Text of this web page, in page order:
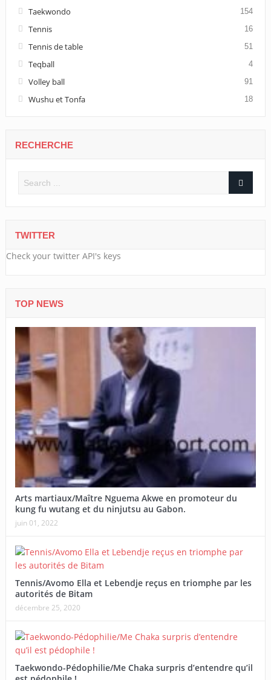
Taekwondo 154
Tennis 16
Tennis de table 51
Teqball 4
Volley ball 91
Wushu et Tonfa 18
RECHERCHE
TWITTER
Check your twitter API's keys
TOP NEWS
Arts martiaux/Maître Nguema Akwe en promoteur du
kung fu wutang et du ninjutsu au Gabon.
juin 01, 2022
Tennis/Avomo Ella et Lebendje reçus en triomphe par les
autorités de Bitam
décembre 25, 2020
Taekwondo-Pédophilie/Me Chaka surpris d’entendre qu’il